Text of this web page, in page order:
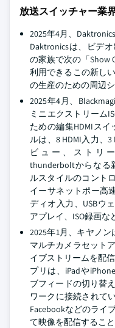
放送スイッチャー業
2025年4月、
Daktronicsは、ビデ
の家族で次の「Show
利用できるこの新し
の生産のための周辺
2025年4月、
ミニエクストリーム
ための編集HDMIス
ルは、8 HDMI入力、
ビュー、ストリー
thunderboltからなる
ルスタイルのコント
イーサネットポー高
ディオ入力、USBウ
アプレイ、ISO録画な
2025年1月、キヤノン
マルチカメラセット
イブストリームを配
プリは、iPadや
ブフィードの切り替
ワークに接続されて
Facebookなどのライ
て映像を配信すること